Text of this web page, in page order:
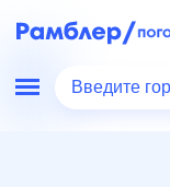
Введите